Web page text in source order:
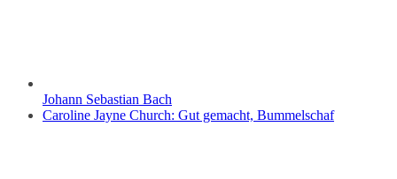
Johann Sebastian Bach
Caroline Jayne Church: Gut gemacht, Bummelschaf